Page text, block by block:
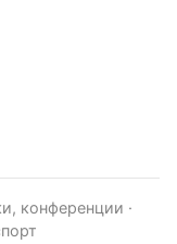
конференции ·